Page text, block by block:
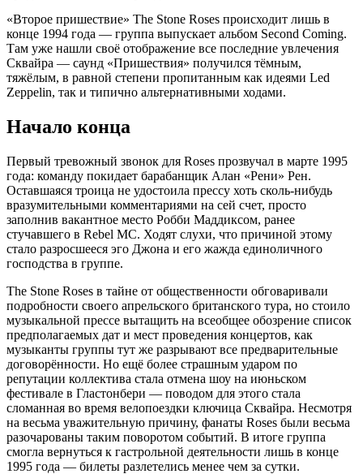
«Второе пришествие» The Stone Roses происходит лишь в
конце 1994 года — группа выпускает альбом Second Coming.
Там уже нашли своё отображение все последние увлечения
Сквайра — саунд «Пришествия» получился тёмным,
тяжёлым, в равной степени пропитанным как идеями Led
Zeppelin, так и типично альтернативными ходами.
Начало конца
Первый тревожный звонок для Roses прозвучал в марте 1995
года: команду покидает барабанщик Алан «Рени» Рен.
Оставшаяся троица не удостоила прессу хоть сколь-нибудь
вразумительными комментариями на сей счет, просто
заполнив вакантное место Робби Маддиксом, ранее
стучавшего в Rebel MC. Ходят слухи, что причиной этому
стало разросшееся эго Джона и его жажда единоличного
господства в группе.
The Stone Roses в тайне от общественности обговаривали
подробности своего апрельского британского тура, но стоило
музыкальной прессе вытащить на всеобщее обозрение список
предполагаемых дат и мест проведения концертов, как
музыканты группы тут же разрывают все предварительные
договорённости. Но ещё более страшным ударом по
репутации коллектива стала отмена шоу на июньском
фестивале в Гластонбери — поводом для этого стала
сломанная во время велопоездки ключица Сквайра. Несмотря
на весьма уважительную причину, фанаты Roses были весьма
разочарованы таким поворотом событий. В итоге группа
смогла вернуться к гастрольной деятельности лишь в конце
1995 года — билеты разлетелись менее чем за сутки.